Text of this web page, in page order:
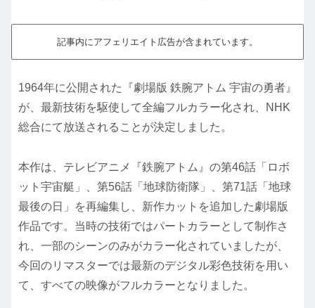
記事内にアフェリエイト広告が含まれています。
1964年に公開された『劇場版 鉄腕アトム 宇宙の勇者』
が、最新技術を駆使して全編フルカラー化され、NHK
総合にて放送されることが決定しました。
本作は、テレビアニメ『鉄腕アトム』の第46話「ロボ
ット宇宙艇」、第56話「地球防衛隊」、第71話「地球
最後の日」を再編集し、新作カットを追加した劇場版
作品です。当時の技術ではパートカラーとして制作さ
れ、一部のシーンのみがカラー化されていましたが、
今回のリマスターでは最新のデジタル彩色技術を用い
て、すべての映像がフルカラーとなりました。